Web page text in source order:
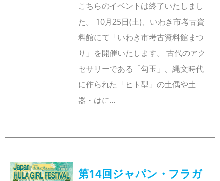
こちらのイベントは終了いたしまし
た。 10月25日(土)、いわき市考古資
料館にて「いわき市考古資料館まつ
り」を開催いたします。 古代のアク
セサリーである「勾玉」、縄文時代
に作られた「ヒト型」の土偶や土
器・はに…
第14回ジャパン・フラガ